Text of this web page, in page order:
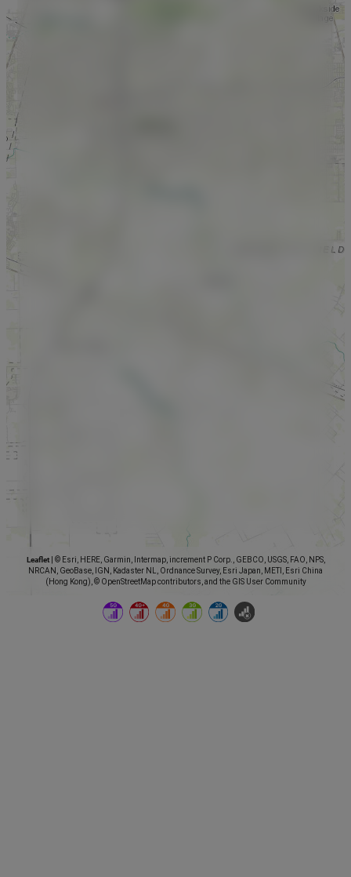
Leaflet
© Esri, HERE, Garmin, Intermap, increment P Corp., GEBCO, USGS, FAO, NPS,
NRCAN, GeoBase, IGN, Kadaster NL, Ordnance Survey, Esri Japan, METI, Esri China
(Hong Kong), © OpenStreetMap contributors, and the GIS User Community